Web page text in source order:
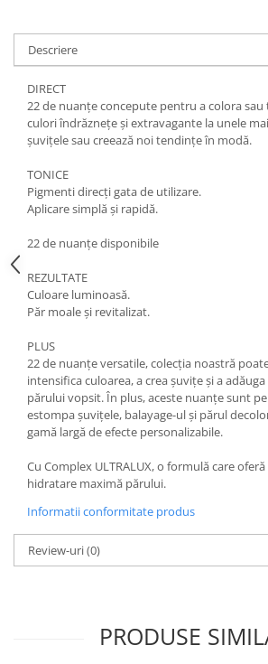
Descriere
DIRECT
22 de nuanțe concepute pentru a colora sau
culori îndrăznețe și extravagante la unele
șuvițele sau creează noi tendințe în modă.
TONICE
Pigmenti direcți gata de utilizare.
Aplicare simplă și rapidă.
22 de nuanțe disponibile
REZULTATE
Culoare luminoasă.
Păr moale și revitalizat.
PLUS
22 de nuanțe versatile, colecția noastră
intensifica culoarea, a crea șuvițe și a
părului vopsit. În plus, aceste nuanțe sunt
estompa șuvițele, balayage-ul și părul
gamă largă de efecte personalizabile.
Cu Complex ULTRALUX, o formulă care
hidratare maximă părului.
Informatii conformitate produs
Review-uri(0)
PRODUSE